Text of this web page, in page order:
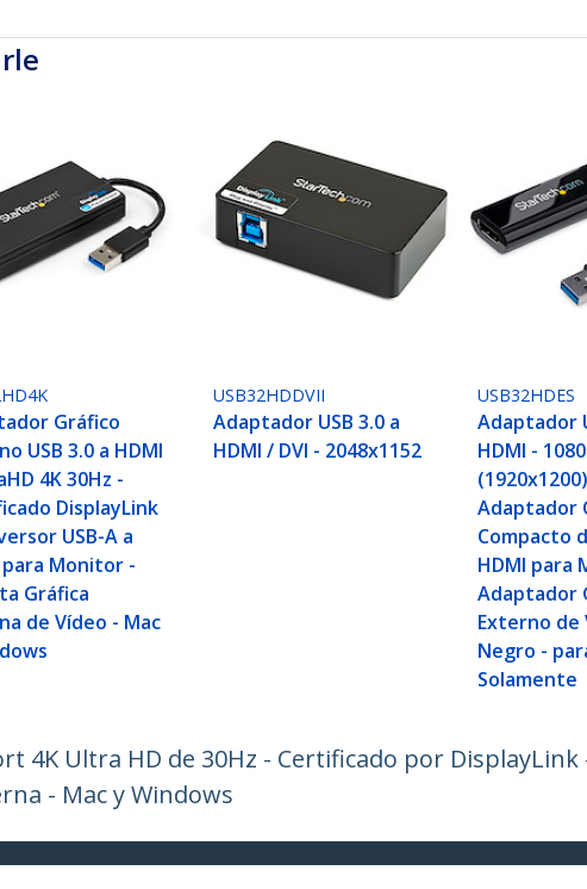
Gráfico
USB 3.0 a HDMI
4K 30Hz -
DisplayLink
USB-A a
para Monitor -
Gráfica
de Vídeo - Mac
USB32HDDVII
Adaptador USB 3.0 a
HDMI / DVI - 2048x1152
USB32HDES
Adaptador
HDMI -
Adaptador
Compacto
HDMI para
Adaptador
Externo de
Negro -
Solamente
4K Ultra HD de 30Hz - Certificado por
- Mac y Windows
StarTech.com Soporte a clientes